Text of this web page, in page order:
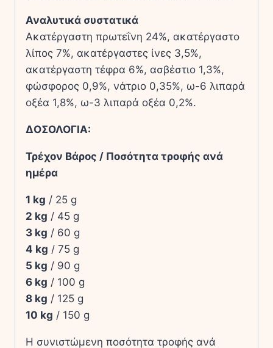
Αναλυτικά συστατικά
Ακατέργαστη πρωτεΐνη 24%, ακατέργαστο
λίπος 7%, ακατέργαστες ίνες 3,5%,
ακατέργαστη τέφρα 6%, ασβέστιο 1,3%,
φώσφορος 0,9%, νάτριο 0,35%, ω-6 λιπαρά
οξέα 1,8%, ω-3 λιπαρά οξέα 0,2%.
ΔΟΣΟΛΟΓΙΑ:
Τρέχον Βάρος / Ποσότητα τροφής ανά
ημέρα
1 kg / 25 g
2 kg / 45 g
3 kg / 60 g
4 kg / 75 g
5 kg / 90 g
6 kg / 100 g
8 kg / 125 g
10 kg / 150 g
Η συνιστώμενη ποσότητα τροφής ανά